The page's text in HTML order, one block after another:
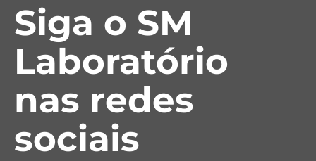
Siga o SM
Laboratório
nas redes
sociais